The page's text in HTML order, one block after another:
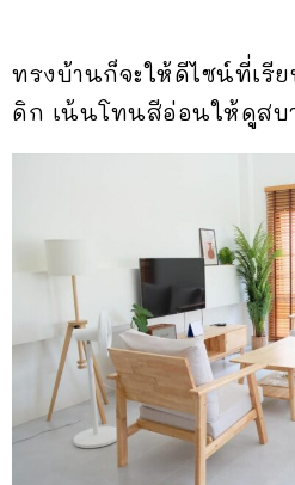
ทรงบ้านก็จะให้ดีไซน์ที่เรี
ดิก เน้นโทนสีอ่อนให้ดูสบ